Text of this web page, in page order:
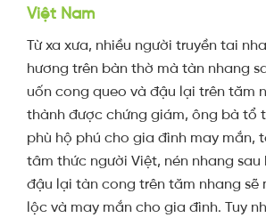
Việt Nam
Từ xa xưa, nhiều người truyền tai
hương trên bàn thờ mà tàn nhang
uốn cong queo và đậu lại trên tăm
thành được chứng giám, ông bà tổ
phù hộ phú cho gia đình may mắn,
tâm thức người Việt, nén nhang sau
đậu lại tàn cong trên tăm nhang sẽ
lộc và may mắn cho gia đình. Tuy